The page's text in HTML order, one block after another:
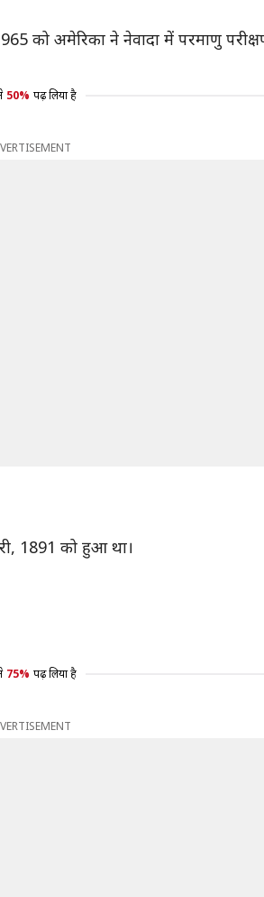
को अमेरिका ने नेवादा में परमाणु
50% पढ़ लिया है
1891 को हुआ था।
75% पढ़ लिया है